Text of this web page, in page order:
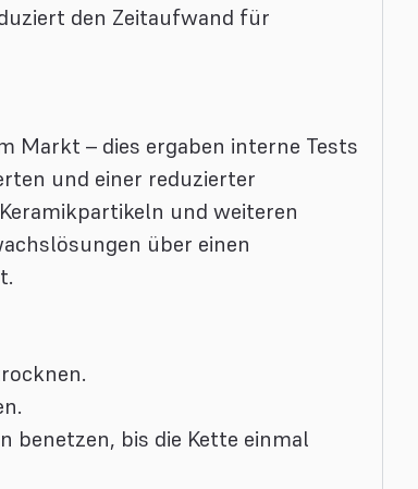
den Zeitaufwand für
Markt – dies ergaben interne Tests
und einer reduzierter
und weiteren
über einen
benetzen, bis die Kette einmal